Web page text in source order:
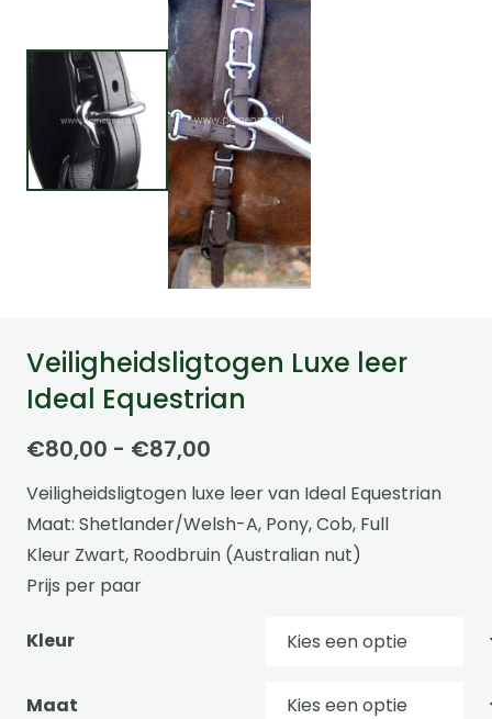
Veiligheidsligtogen Luxe leer
Ideal Equestrian
€80,00 - €87,00
€80,00
tot
€87,00
Veiligheidsligtogen luxe leer van Ideal Equestrian
Maat: Shetlander/Welsh-A, Pony, Cob, Full
Kleur Zwart, Roodbruin (Australian nut)
Prijs per paar
Kleur
Maat